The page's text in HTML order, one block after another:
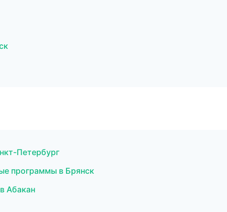
Петербург
программы в Брянск
Абакан